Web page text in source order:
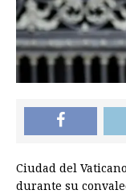
Ciudad del
durante su